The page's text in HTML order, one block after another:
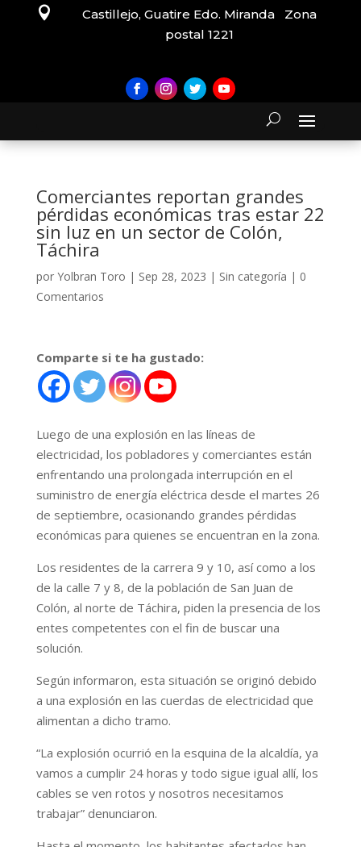

Castillejo, Guatire Edo. Miranda Zona
postal 1221
Comerciantes reportan grandes
pérdidas económicas tras estar 22
sin luz en un sector de Colón,
Táchira
por Yolbran Toro | Sep 28, 2023 | Sin categoría | 0
Comentarios
Comparte si te ha gustado:
Luego de una explosión en las líneas de
electricidad, los pobladores y comerciantes están
enfrentando una prolongada interrupción en el
suministro de energía eléctrica desde el martes 26
de septiembre, ocasionando grandes pérdidas
económicas para quienes se encuentran en la zona.
Los residentes de la carrera 9 y 10, así como a los
de la calle 7 y 8, de la población de San Juan de
Colón, al norte de Táchira, piden la presencia de los
entes competentes con el fin de buscar una
solución.
Según informaron, esta situación se originó debido
a una explosión en las cuerdas de electricidad que
alimentan a dicho tramo.
“La explosión ocurrió en la esquina de la alcaldía, ya
vamos a cumplir 24 horas y todo sigue igual allí, los
cables se ven rotos y nosotros necesitamos
trabajar” denunciaron.